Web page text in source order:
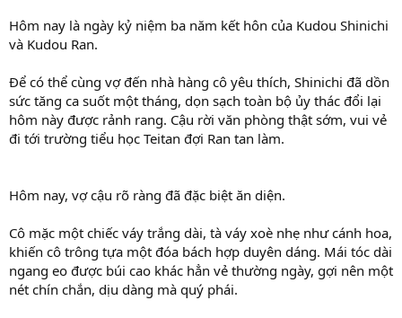
Hôm nay là ngày kỷ niệm ba năm kết hôn của Kudou Shinichi
và Kudou Ran.
Để có thể cùng vợ đến nhà hàng cô yêu thích, Shinichi đã dồn
sức tăng ca suốt một tháng, dọn sạch toàn bộ ủy thác đổi lại
hôm này được rảnh rang. Cậu rời văn phòng thật sớm, vui vẻ
đi tới trường tiểu học Teitan đợi Ran tan làm.
Hôm nay, vợ cậu rõ ràng đã đặc biệt ăn diện.
Cô mặc một chiếc váy trắng dài, tà váy xoè nhẹ như cánh hoa,
khiến cô trông tựa một đóa bách hợp duyên dáng. Mái tóc dài
ngang eo được búi cao khác hẳn vẻ thường ngày, gợi nên một
nét chín chắn, dịu dàng mà quý phái.